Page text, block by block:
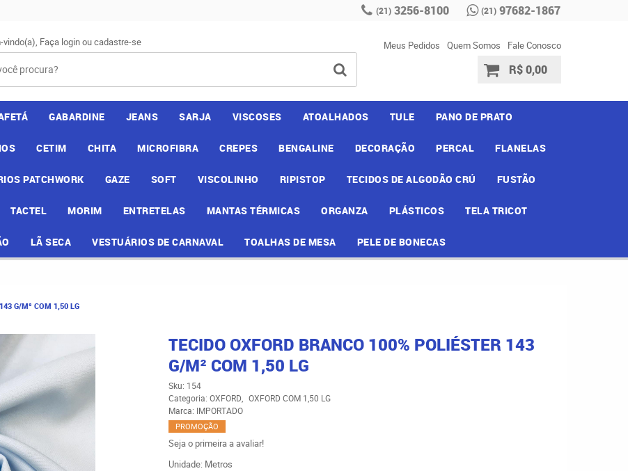
(21) 3256-8100 (21) 97682-1867
vindo(a), Faça loginoucadastre-se Meus Pedidos Quem Somos Fale Conosco
R$ 0,00
GABARDINE JEANS SARJA VISCOSES ATOALHADOS TULE PANO DE PRATO
CETIM CHITA MICROFIBRA CREPES BENGALINE DECORAÇÃO PERCAL FLANELAS
PATCHWORK GAZE SOFT VISCOLINHO RIPISTOP TECIDOS DE ALGODÃO CRÚ FUSTÃO
TACTEL MORIM ENTRETELAS MANTAS TÉRMICAS ORGANZA PLÁSTICOS TELA TRICOT
LÃ SECA VESTUÁRIOS DE CARNAVAL TOALHAS DE MESA PELE DE BONECAS
G/M² COM 1,50 LG
TECIDO OXFORD BRANCO 100% POLIÉSTER 143
G/M² COM 1,50 LG
Sku: 154
Categoria: OXFORD
OXFORD COM 1,50 LG
Marca: IMPORTADO
PROMOÇÃO
Seja o primeira a avaliar!
Unidade: Metros